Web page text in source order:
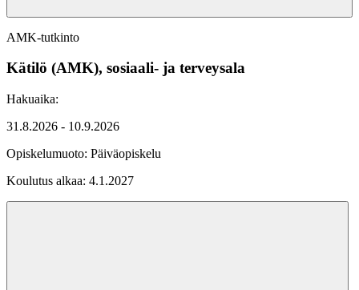
AMK-tutkinto
Kätilö (AMK), sosiaali- ja terveysala
Hakuaika:
31.8.2026 - 10.9.2026
Opiskelumuoto: Päiväopiskelu
Koulutus alkaa: 4.1.2027